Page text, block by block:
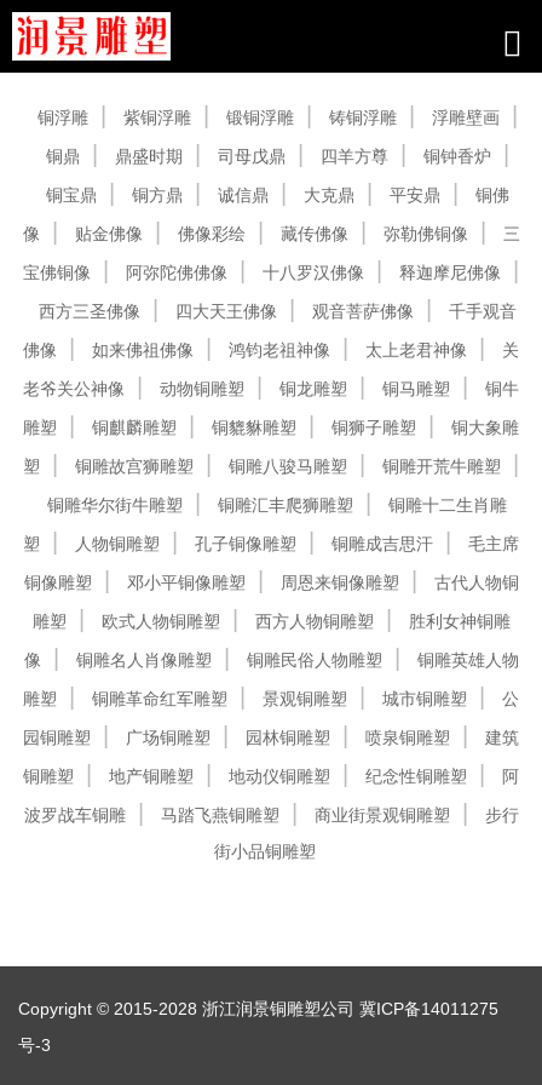
铜浮雕 紫铜浮雕 锻铜浮雕 铸铜浮雕
浮雕壁画
铜鼎
鼎盛时期 司母戊鼎 四羊方尊
铜钟香炉
铜宝鼎
铜方鼎 诚信鼎 大克鼎 平安鼎
铜佛
像
贴金佛像 佛像彩绘 藏传佛像 弥勒佛铜像
三
宝佛铜像
阿弥陀佛佛像 十八罗汉佛像
释迦摩尼佛像
西方三圣佛像
四大天王佛像 观音菩萨佛像
千手观音
佛像
如来佛祖佛像 鸿钧老祖神像 太上老君神像
关
老爷关公神像
动物铜雕塑 铜龙雕塑 铜马雕塑
铜牛
雕塑
铜麒麟雕塑 铜貔貅雕塑 铜狮子雕塑
铜大象雕
塑
铜雕故宫狮雕塑 铜雕八骏马雕塑
铜雕开荒牛雕塑
铜雕华尔街牛雕塑
铜雕汇丰爬狮雕塑
铜雕十二生肖雕
塑
人物铜雕塑 孔子铜像雕塑 铜雕成吉思汗
毛主席
铜像雕塑
邓小平铜像雕塑 周恩来铜像雕塑
古代人物铜
雕塑
欧式人物铜雕塑 西方人物铜雕塑
胜利女神铜雕
像
铜雕名人肖像雕塑 铜雕民俗人物雕塑
铜雕英雄人物
雕塑
铜雕革命红军雕塑 景观铜雕塑 城市铜雕塑
公
园铜雕塑
广场铜雕塑 园林铜雕塑 喷泉铜雕塑
建筑
铜雕塑
地产铜雕塑 地动仪铜雕塑 纪念性铜雕塑
阿
波罗战车铜雕
马踏飞燕铜雕塑 商业街景观铜雕塑
步行
街小品铜雕塑
Copyright © 2015-2028 浙江润景铜雕塑公司 冀ICP备14011275
号-3